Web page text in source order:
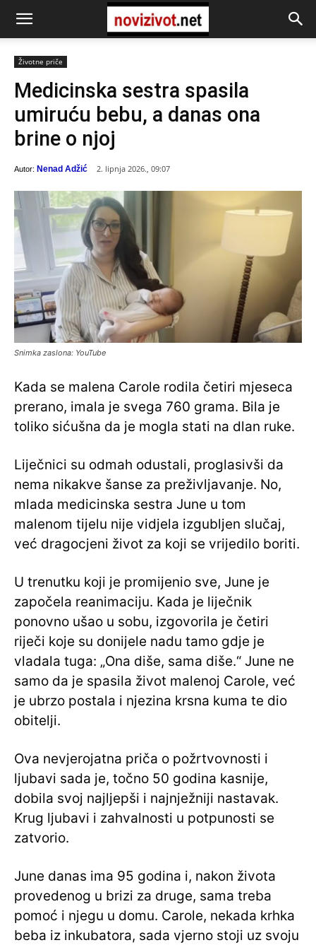
Životne priče
Medicinska sestra spasila
umiruću bebu, a danas ona
brine o njoj
Autor: Nenad Adžić 2. lipnja 2026., 09:07
Snimka zaslona: YouTube
Kada se malena Carole rodila četiri mjeseca
prerano, imala je svega 760 grama. Bila je
toliko sićušna da je mogla stati na dlan ruke.
Liječnici su odmah odustali, proglasivši da
nema nikakve šanse za preživljavanje. No,
mlada medicinska sestra June u tom
malenom tijelu nije vidjela izgubljen slučaj,
već dragocjeni život za koji se vrijedilo boriti.
U trenutku koji je promijenio sve, June je
započela reanimaciju. Kada je liječnik
ponovno ušao u sobu, izgovorila je četiri
riječi koje su donijele nadu tamo gdje je
vladala tuga: „Ona diše, sama diše.“ June ne
samo da je spasila život malenoj Carole, već
je ubrzo postala i njezina krsna kuma te dio
obitelji.
Ova nevjerojatna priča o požrtvovnosti i
ljubavi sada je, točno 50 godina kasnije,
dobila svoj najljepši i najnježniji nastavak.
Krug ljubavi i zahvalnosti u potpunosti se
zatvorio.
June danas ima 95 godina i, nakon života
provedenog u brizi za druge, sama treba
pomoć i njegu u domu. Carole, nekada krhka
beba iz inkubatora, sada vjerno stoji uz svoju